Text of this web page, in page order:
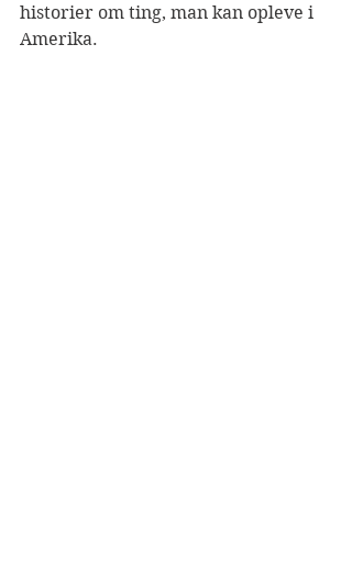
historier om ting, man kan opleve i
Amerika.